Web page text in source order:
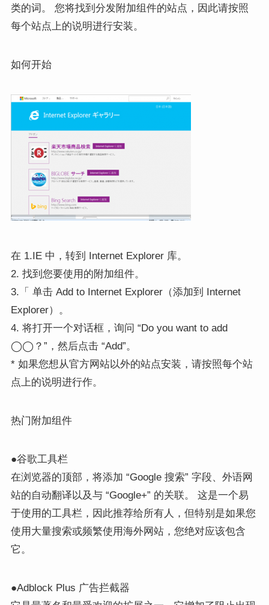
类的词。 您将找到分发附加组件的站点，因此请按照
每个站点上的说明进行安装。
如何开始
在 1.IE 中，转到 Internet Explorer 库。
2. 找到您要使用的附加组件。
3.「 单击 Add to Internet Explorer（添加到 Internet
Explorer）。
4. 将打开一个对话框，询问 “Do you want to add
◯◯？”，然后点击 “Add”。
* 如果您想从官方网站以外的站点安装，请按照每个站
点上的说明进行作。
热门附加组件
●谷歌工具栏
在浏览器的顶部，将添加 “Google 搜索” 字段、外语网
站的自动翻译以及与 “Google+” 的关联。 这是一个易
于使用的工具栏，因此推荐给所有人，但特别是如果您
使用大量搜索或频繁使用海外网站，您绝对应该包含
它。
●Adblock Plus 广告拦截器